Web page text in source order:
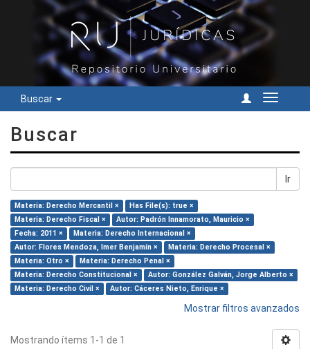
Buscar
Cambiar
Buscar
Ir
Materia: Derecho Mercantil ×
Has File(s): true ×
Materia: Derecho Fiscal ×
Autor: Padrón Innamorato, Mauricio ×
Fecha: 2011 ×
Materia: Derecho Internacional ×
Autor: Flores Mendoza, Imer Benjamín ×
Materia: Derecho Procesal ×
Materia: Otro ×
Materia: Derecho Penal ×
Materia: Derecho Constitucional ×
Autor: González Galván, Jorge Alberto ×
Materia: Derecho Civil ×
Autor: Cáceres Nieto, Enrique ×
Mostrar filtros avanzados
Mostrando ítems 1-1 de 1